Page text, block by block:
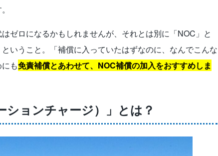
ゼロになるかもしれませんが、それとは別に「NOC」と
いうこと。「補償に入っていたはずなのに、なんでこんな
も免責補償とあわせて、NOC補償の加入をおすすめしま
ションチャージ）」とは？